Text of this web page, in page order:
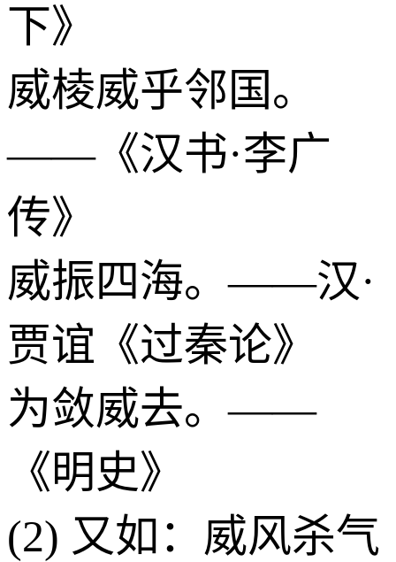
下》
威棱威乎邻国。
——《汉书·李广
传》
威振四海。——汉·
贾谊《过秦论》
为敛威去。——
《明史》
(2) 又如：威风杀气